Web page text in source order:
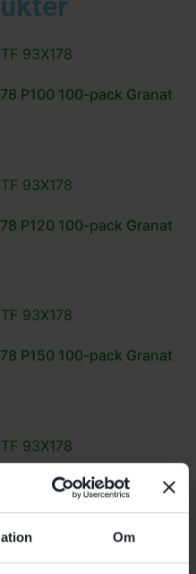
Om
P100 100-pack Granat
P120 100-pack Granat
P150 100-pack Granat
P180 100-pack Granat